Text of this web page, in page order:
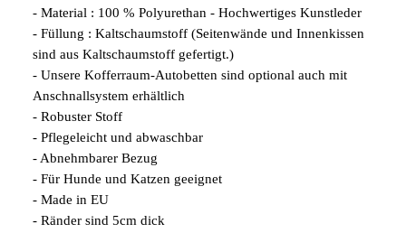
- Material : 100 % Polyurethan - Hochwertiges Kunstleder
- Füllung : Kaltschaumstoff (Seitenwände und Innenkissen
sind aus Kaltschaumstoff gefertigt.)
- Unsere Kofferraum-Autobetten sind optional auch mit
Anschnallsystem erhältlich
- Robuster Stoff
- Pflegeleicht und abwaschbar
- Abnehmbarer Bezug
- Für Hunde und Katzen geeignet
- Made in EU
- Ränder sind 5cm dick